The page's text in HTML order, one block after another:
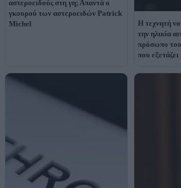
αστεροειδούς στη γη; Απαντά ο
γκουρού των αστεροειδών Patrick
Michel
Η τεχνητή
την ηλικία
πρόσωπο
που